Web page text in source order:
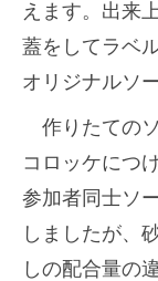
えます。出来
蓋をしてラベ
オリジナルソ
作りたての
コロッケにつ
参加者同士ソ
しましたが、
しの配合量の